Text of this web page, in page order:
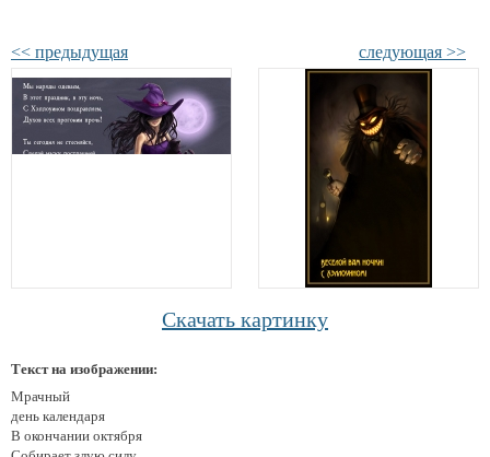
<< предыдущая следующая >>
Скачать картинку
Текст на изображении:
Мрачный
день календаря
В окончании октября